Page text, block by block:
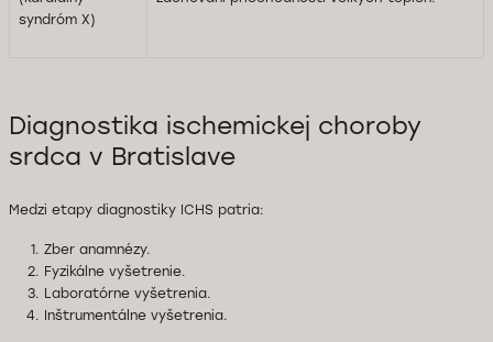
syndróm X)
Diagnostika ischemickej choroby
srdca v Bratislave
Medzi etapy diagnostiky ICHS patria:
Zber anamnézy.
Fyzikálne vyšetrenie.
Laboratórne vyšetrenia.
Inštrumentálne vyšetrenia.